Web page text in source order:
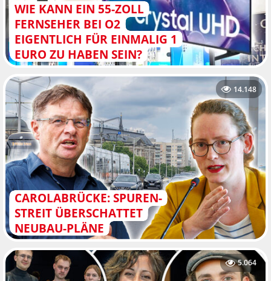
WIE KANN EIN 55-ZOLL
FERNSEHER BEI O2
EIGENTLICH FÜR EINMALIG 1
EURO ZU HABEN SEIN?
CAROLABRÜCKE: SPUREN-
STREIT ÜBERSCHATTET
NEUBAU-PLÄNE
14.148
5.064